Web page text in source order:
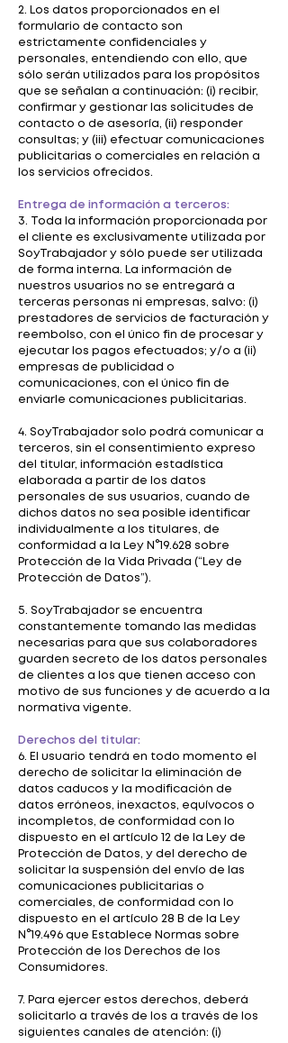
2. Los datos proporcionados en el
formulario de contacto son
estrictamente confidenciales y
personales, entendiendo con ello, que
sólo serán utilizados para los propósitos
que se señalan a continuación: (i) recibir,
confirmar y gestionar las solicitudes de
contacto o de asesoría, (ii) responder
consultas; y (iii) efectuar comunicaciones
publicitarias o comerciales en relación a
los servicios ofrecidos.
Entrega de información a terceros:
3. Toda la información proporcionada por
el cliente es exclusivamente utilizada por
SoyTrabajador y sólo puede ser utilizada
de forma interna. La información de
nuestros usuarios no se entregará a
terceras personas ni empresas, salvo: (i)
prestadores de servicios de facturación y
reembolso, con el único fin de procesar y
ejecutar los pagos efectuados; y/o a (ii)
empresas de publicidad o
comunicaciones, con el único fin de
enviarle comunicaciones publicitarias.
4. SoyTrabajador solo podrá comunicar a
terceros, sin el consentimiento expreso
del titular, información estadística
elaborada a partir de los datos
personales de sus usuarios, cuando de
dichos datos no sea posible identificar
individualmente a los titulares, de
conformidad a la Ley N°19.628 sobre
Protección de la Vida Privada (“Ley de
Protección de Datos”).
5. SoyTrabajador se encuentra
constantemente tomando las medidas
necesarias para que sus colaboradores
guarden secreto de los datos personales
de clientes a los que tienen acceso con
motivo de sus funciones y de acuerdo a la
normativa vigente.
Derechos del titular:
6. El usuario tendrá en todo momento el
derecho de solicitar la eliminación de
datos caducos y la modificación de
datos erróneos, inexactos, equívocos o
incompletos, de conformidad con lo
dispuesto en el artículo 12 de la Ley de
Protección de Datos, y del derecho de
solicitar la suspensión del envío de las
comunicaciones publicitarias o
comerciales, de conformidad con lo
dispuesto en el artículo 28 B de la Ley
N°19.496 que Establece Normas sobre
Protección de los Derechos de los
Consumidores.
7. Para ejercer estos derechos, deberá
solicitarlo a través de los a través de los
siguientes canales de atención: (i)